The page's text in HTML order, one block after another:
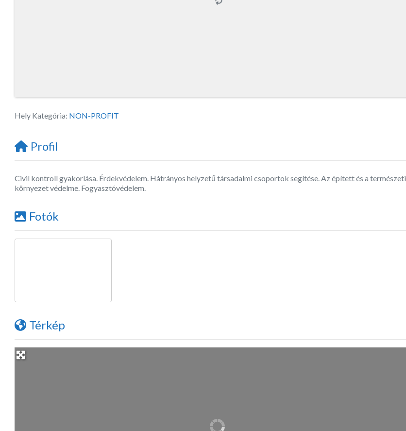
Hely Kategória: NON-PROFIT
Profil
Civil kontroll gyakorlása. Érdekvédelem. Hátrányos helyzetű társadalmi csoportok segítése. Az épített és a természeti
környezet védelme. Fogyasztóvédelem.
Fotók
Térkép